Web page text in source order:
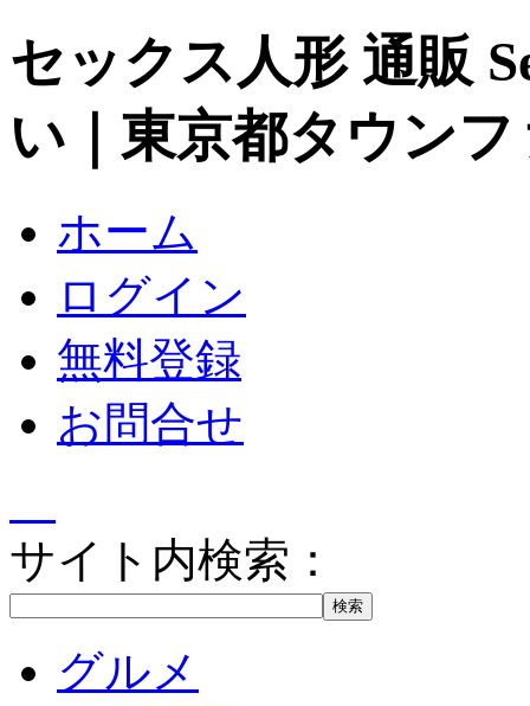
セックス人形 通販
い｜東京都タウン
ホーム
ログイン
無料登録
お問合せ
サイト内検索：
グルメ